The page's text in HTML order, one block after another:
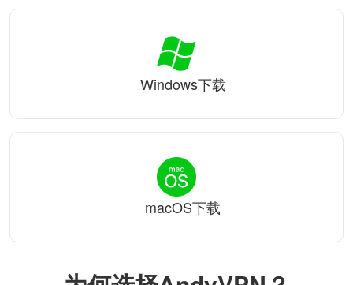
Windows下载
macOS下载